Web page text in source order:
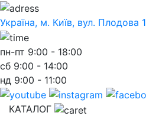
Україна, м. Київ, вул. Плодова 1
пн-пт 9:00 - 18:00
сб 9:00 - 14:00
нд 9:00 - 11:00
КАТАЛОГ